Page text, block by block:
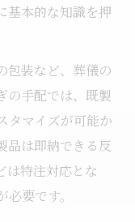
注する方法
者の選び方
元情報の活用
る安心感とは
基本的な知識を押
包装など、葬儀の
の手配では、既製
タマイズが可能か
品は即納できる反
は特注対応とな
要です。